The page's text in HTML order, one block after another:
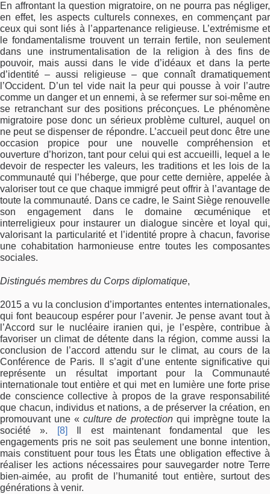
En affrontant la question migratoire, on ne pourra pas négliger,
en effet, les aspects culturels connexes, en commençant par
ceux qui sont liés à l’appartenance religieuse. L’extrémisme et
le fondamentalisme trouvent un terrain fertile, non seulement
dans une instrumentalisation de la religion à des fins de
pouvoir, mais aussi dans le vide d’idéaux et dans la perte
d’identité – aussi religieuse – que connaît dramatiquement
l’Occident. D’un tel vide nait la peur qui pousse à voir l’autre
comme un danger et un ennemi, à se refermer sur soi-même en
se retranchant sur des positions préconçues. Le phénomène
migratoire pose donc un sérieux problème culturel, auquel on
ne peut se dispenser de répondre. L’accueil peut donc être une
occasion propice pour une nouvelle compréhension et
ouverture d’horizon, tant pour celui qui est accueilli, lequel a le
devoir de respecter les valeurs, les traditions et les lois de la
communauté qui l’héberge, que pour cette dernière, appelée à
valoriser tout ce que chaque immigré peut offrir à l’avantage de
toute la communauté. Dans ce cadre, le Saint Siège renouvelle
son engagement dans le domaine œcuménique et
interreligieux pour instaurer un dialogue sincère et loyal qui,
valorisant la particularité et l’identité propre à chacun, favorise
une cohabitation harmonieuse entre toutes les composantes
sociales.
Distingués membres du Corps diplomatique,
2015 a vu la conclusion d’importantes ententes internationales,
qui font beaucoup espérer pour l’avenir. Je pense avant tout à
l’Accord sur le nucléaire iranien qui, je l’espère, contribue à
favoriser un climat de détente dans la région, comme aussi la
conclusion de l’accord attendu sur le climat, au cours de la
Conférence de Paris. Il s’agit d’une entente significative qui
représente un résultat important pour la Communauté
internationale tout entière et qui met en lumière une forte prise
de conscience collective à propos de la grave responsabilité
que chacun, individus et nations, a de préserver la création, en
promouvant une «culture de protectionqui imprègne toute la
société ».
[8]
Il est maintenant fondamental que les
engagements pris ne soit pas seulement une bonne intention,
mais constituent pour tous les États une obligation effective à
réaliser les actions nécessaires pour sauvegarder notre Terre
bien-aimée, au profit de l’humanité tout entière, surtout des
générations à venir.